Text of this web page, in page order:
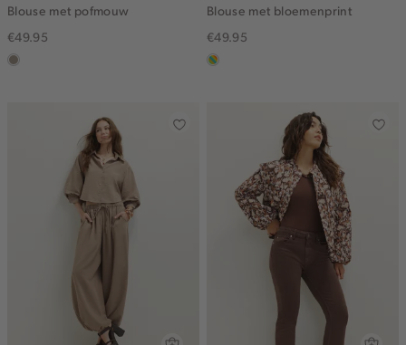
Blouse met pofmouw
€49.95
taupe,
Blouse met bloemenprint
€49.95
meerkleurig